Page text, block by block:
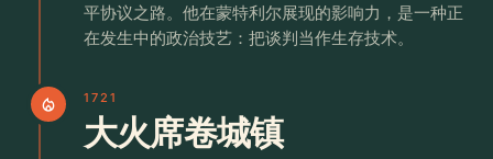
平协议之路。他在蒙特利尔展现的影响力，是一种正
在发生中的政治技艺：把谈判当作生存技术。
local_fire_department 1721
大火席卷城镇